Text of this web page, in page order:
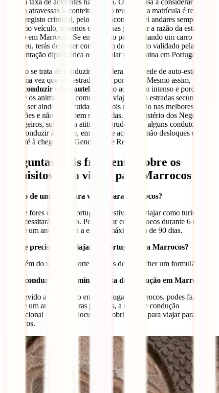
quando atravessas a fronteira com o teu carro, a matrícula é registada
no teu registo criminal, pelo que é aconselhável andares sempre com
o mesmo veículo, a menos que possas justificar a razão da estadia do
veículo em Marrocos. Se entrares no país utilizando um carro que
não é teu, terás de trazer contigo um documento validado pela
representação diplomática ou consular marroquina em Portugal.
Quando se trata de conduzir, considera que a rede de auto-estradas é
boa, uma vez que são estradas com portagem. Mesmo assim,
conduzir com cautela
devido ao tráfego intenso e porque os
peões e os animais são comuns. Se viajares em estradas secundárias,
tens de ser ainda mais cuidadoso, pois não estão nas melhores
condições e não estão bem sinalizadas. O Ministério dos Negócios
Estrangeiros, sublinha a atitude imprudente de alguns condutores.
Evita conduzir à noite e, em caso de acidente, não desloques o teu
carro até à chegada da Gendarmerie Real.
Perguntas mais frequentes sobre os
requisitos para viajar para Marrocos
Preciso de um visto para viajar para Marrocos?
Não, se fores cidadão português e estiveres a viajar como turista,
não necessitarás de visto. Podes ficar em Marrocos durante 6 meses
durante um ano, embora a estadia máxima seja de 90 dias.
Do que preciso para viajar de Portugal para Marrocos?
Para além do teu passaporte precisas de preencher um formulário.
Posso conduzir com a minha carta de condução em Marrocos?
Sim, devido a um acordo entre Portugal e Marrocos, podes fazê-lo
durante um ano. Por outras palavras, a carta de condução
internacional não é um documento obrigatório para viajar para
Marrocos.